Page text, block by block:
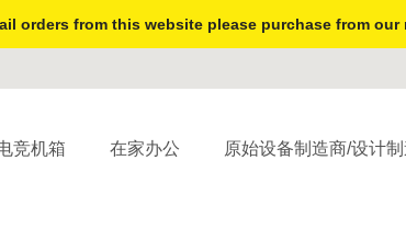
orders from this website please purchase from our
竞机箱 在家办公 原始设备制造商/设计